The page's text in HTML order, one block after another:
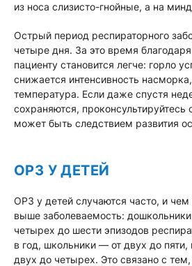
из носа слизисто-гнойные, а на
Острый период респираторного
четыре дня. За это время
пациенту становится легче: горло
снижается интенсивность
температура. Если даже спустя
сохраняются,
может быть следствием развития
ОРЗ У ДЕТЕЙ
ОРЗ у детей случаются часто, и
выше заболеваемость: дошкольники
четырех до шести эпизодов
в год, школьники — от двух до
двух до четырех. Это связано с